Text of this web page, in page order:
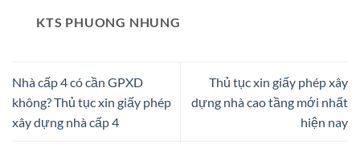
KTS PHUONG NHUNG
Nhà cấp 4 có cần GPXD
không? Thủ tục xin giấy phép
xây dựng nhà cấp 4
Thủ tục xin giấy phép xây
dựng nhà cao tầng mới nhất
hiện nay